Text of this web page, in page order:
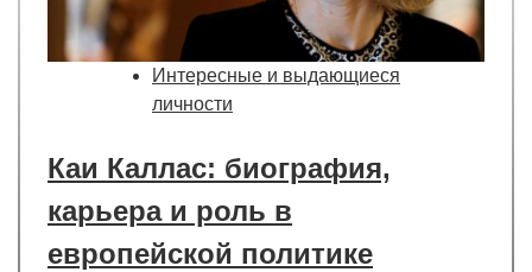
Интересные и выдающиеся
личности
Каи Каллас: биография,
карьера и роль в
европейской политике